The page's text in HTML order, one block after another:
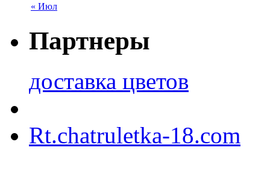
« Июл
Партнеры
доставка цветов
Rt.chatruletka-18.com